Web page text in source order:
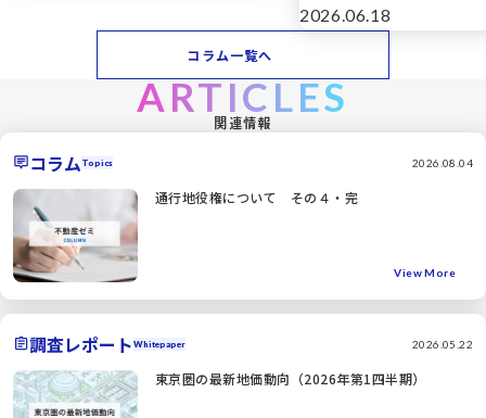
クスという言葉はもともと軍事用
語で「兵站（≒戦略）」を意味し
ます。従来の物流は生産や販売を
問題が世界経済に与
る。原油価格の上昇
が懸念されるなか、
おいても「地価は下が
「建築費はさ […]
2026.06.18
コラム一覧へ
ARTICLES
関連情報
2026.08.04
Topics
コラム
通行地役権について その４・完
View More
2026.05.22
Whitepaper
調査レポート
東京圏の最新地価動向（2026年第1四半期）